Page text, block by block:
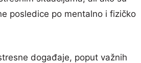
posledice po mentalno i fizičko
događaje, poput važnih